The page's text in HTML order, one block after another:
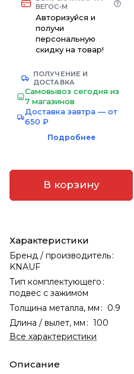
ВЕГОС-М
Авторизуйся и
получи
персональную
скидку на товар!
ПОЛУЧЕНИЕ И
ДОСТАВКА
Самовывоз сегодня из
7 магазинов
Доставка завтра — от
650 ₽
Подробнее
В корзину
Характеристики
Бренд / производитель:
KNAUF
Тип комплектующего :
подвес с зажимом
Толщина металла, мм : 0.9
Длина / вылет, мм : 100
Все характеристики
Описание